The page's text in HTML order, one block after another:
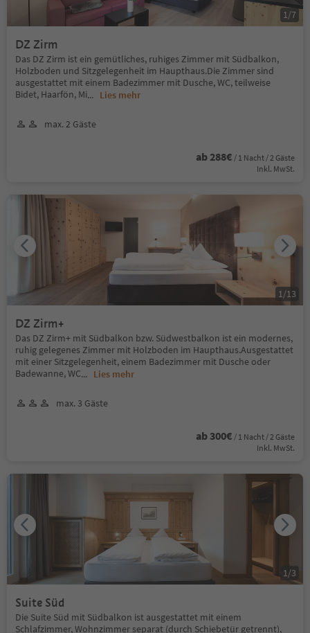
DZ Zirm
Das DZ Zirm ist ein gemütliches, ruhiges Zimmer mit Südbalkon,
Holzboden und Sitzgelegenheit im Haupthaus.Die Zimmer sind
ausgestattet mit einem Badezimmer mit Dusche, WC, teilweise
Bidet, Haarfön, Mi... Lies mehr
max. 2 Gäste
ab 288€ / 1 Nacht / 2 Gäste
Inkl. MwSt.
1 /7
DZ Zirm+
Das DZ Zirm+ mit Südbalkon bzw. Südwestbalkon ist ein modernes,
ruhig gelegenes Zimmer mit Holzboden im Haupthaus.Ausgestattet
mit einer Sitzgelegenheit, einem Badezimmer mit Dusche oder
Badewanne, WC... Lies mehr
max. 3 Gäste
ab 300€ / 1 Nacht / 2 Gäste
Inkl. MwSt.
1 /13
Suite Süd
Die Suite Süd mit Südbalkon ist ausgestattet mit einem
Schlafzimmer, Wohnzimmer separat (durch Schiebetür getrennt),
1 /3